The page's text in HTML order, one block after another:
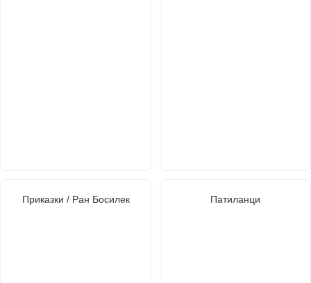
Приказки / Ран Босилек Патиланци